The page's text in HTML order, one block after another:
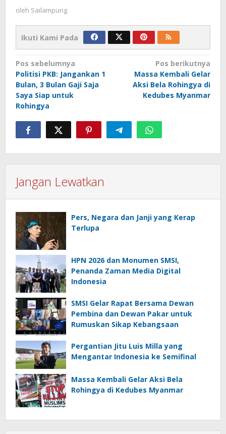
oleh Sailampung
Ikuti Kami Pada
Navigasi
pos
Pos sebelumnya
Politisi PKB: Jangankan 1
Bulan, 3 Bulan Gaji Saja
Saya Siap untuk
Rohingya
Pos berikutnya
Massa Kembali Gelar
Aksi Bela Rohingya di
Kedubes Myanmar
Jangan Lewatkan
Pers, Negara dan Janji yang Kerap
Terlupa
HPN 2026 dan Monumen SMSI,
Penanda Zaman Media Digital
Indonesia
SMSI Gelar Rapat Bersama Dewan
Pembina dan Dewan Pakar untuk
Rumuskan Sikap Kebangsaan
Pergantian Jitu Luis Milla yang
Mengantar Indonesia ke Semifinal
Massa Kembali Gelar Aksi Bela
Rohingya di Kedubes Myanmar